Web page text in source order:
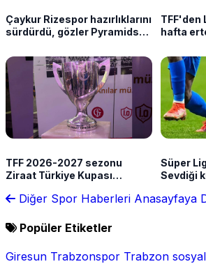
Çaykur Rizespor hazırlıklarını
sürdürdü, gözler Pyramids
TFF'den
hafta
TFF 2026-2027 sezonu
Ziraat Türkiye Kupası
Süper
Sevdiği
Diğer Spor Haberleri Anasayfaya
Popüler Etiketler
Giresun Trabzonspor Trabzon